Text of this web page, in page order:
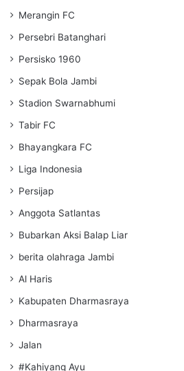
Merangin FC
Persebri Batanghari
Persisko 1960
Sepak Bola Jambi
Stadion Swarnabhumi
Tabir FC
Bhayangkara FC
Liga Indonesia
Persijap
Anggota Satlantas
Bubarkan Aksi Balap Liar
berita olahraga Jambi
Al Haris
Kabupaten Dharmasraya
Dharmasraya
Jalan
#Kahiyang Ayu